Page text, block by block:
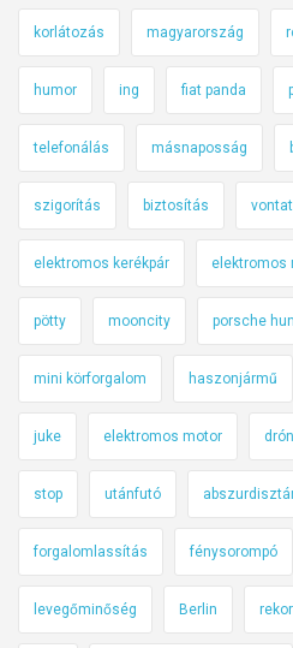
korlátozás magyarország
humor ing fiat panda
telefonálás másnaposság
szigorítás biztosítás
elektromos kerékpár elektromos
pötty mooncity porsche
mini körforgalom haszonjármű
juke elektromos motor drón
stop utánfutó
forgalomlassítás fénysorompó
levegőminőség Berlin